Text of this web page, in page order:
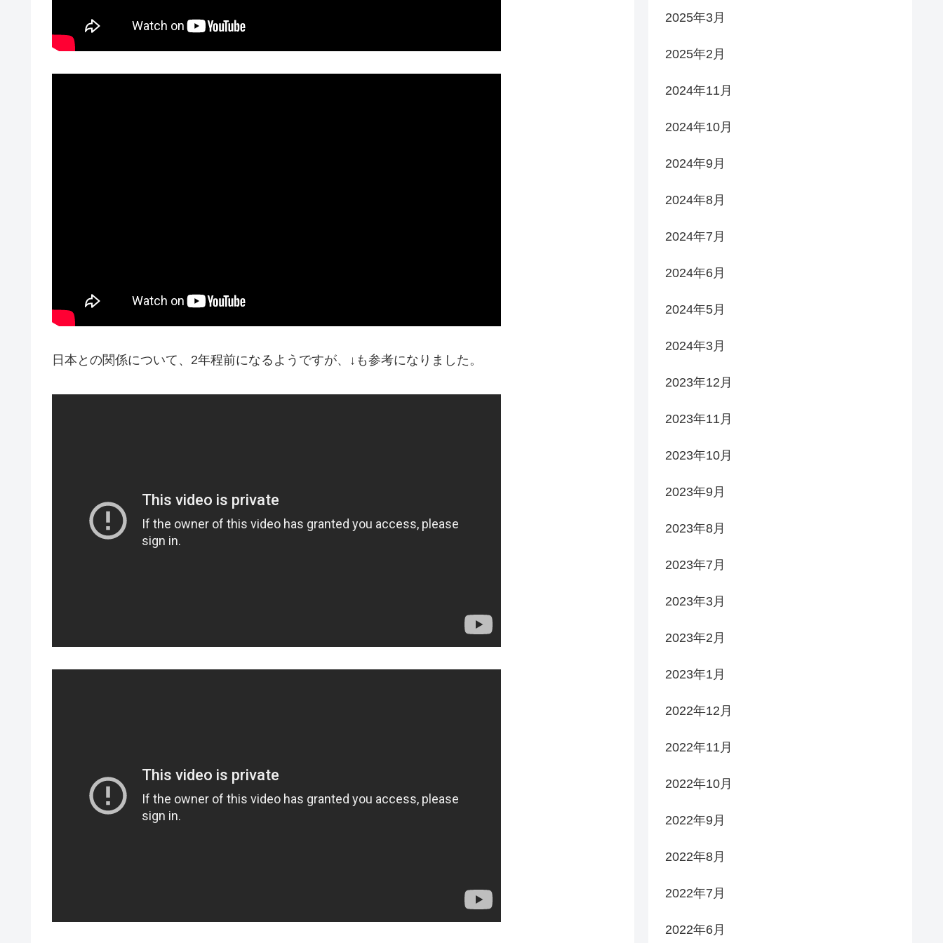
日本との関係について、2年程前になるようですが、↓も参考になりました。
2025年3月
2025年2月
2024年11月
2024年10月
2024年9月
2024年8月
2024年7月
2024年6月
2024年5月
2024年3月
2023年12月
2023年11月
2023年10月
2023年9月
2023年8月
2023年7月
2023年3月
2023年2月
2023年1月
2022年12月
2022年11月
2022年10月
2022年9月
2022年8月
2022年7月
2022年6月